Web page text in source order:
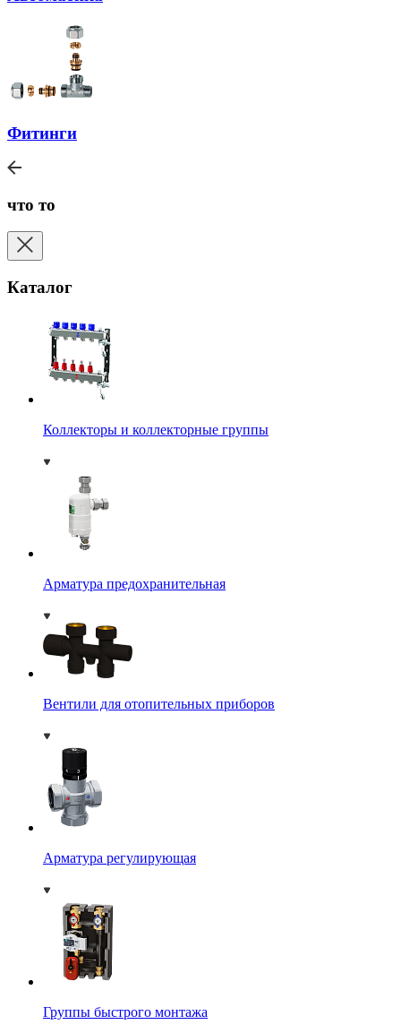
Фитинги
что то
Каталог
Коллекторы и коллекторные группы
Арматура предохранительная
Вентили для отопительных приборов
Арматура регулирующая
Группы быстрого монтажа